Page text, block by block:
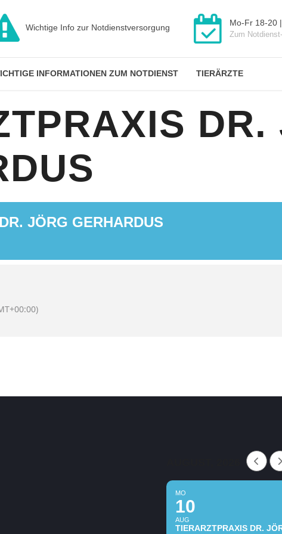
Wichtige Info zur Notdienstversorgung Mo-Fr 18-20
Zum
INFORMATIONEN ZUM NOTDIENST TIERÄRZTE
DR.
JÖRG GERHARDUS
MO
10
AUG
TIERARZTPRAXIS DR.